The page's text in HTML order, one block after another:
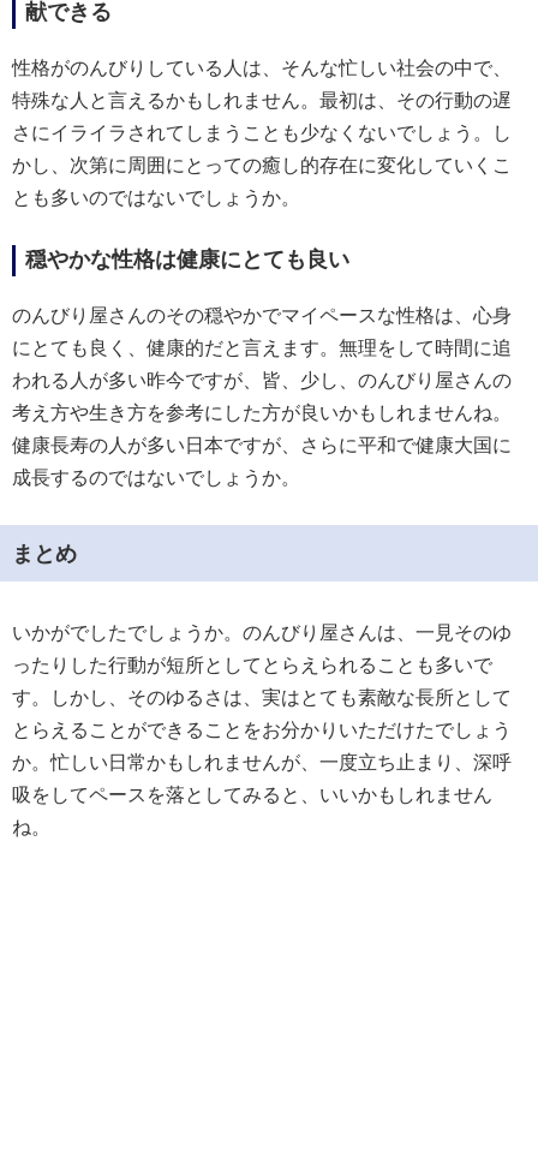
献できる
性格がのんびりしている人は、そんな忙しい社会の中で、
特殊な人と言えるかもしれません。最初は、その行動の遅
さにイライラされてしまうことも少なくないでしょう。し
かし、次第に周囲にとっての癒し的存在に変化していくこ
とも多いのではないでしょうか。
穏やかな性格は健康にとても良い
のんびり屋さんのその穏やかでマイペースな性格は、心身
にとても良く、健康的だと言えます。無理をして時間に追
われる人が多い昨今ですが、皆、少し、のんびり屋さんの
考え方や生き方を参考にした方が良いかもしれませんね。
健康長寿の人が多い日本ですが、さらに平和で健康大国に
成長するのではないでしょうか。
まとめ
いかがでしたでしょうか。のんびり屋さんは、一見そのゆ
ったりした行動が短所としてとらえられることも多いで
す。しかし、そのゆるさは、実はとても素敵な長所として
とらえることができることをお分かりいただけたでしょう
か。忙しい日常かもしれませんが、一度立ち止まり、深呼
吸をしてペースを落としてみると、いいかもしれません
ね。